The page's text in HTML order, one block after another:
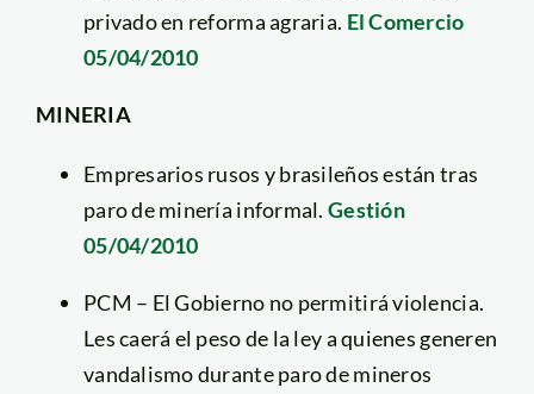
privado en reforma agraria. El Comercio
05/04/2010
MINERIA
Empresarios rusos y brasileños están tras
paro de minería informal.Gestión
05/04/2010
PCM – El Gobierno no permitirá violencia.
Les caerá el peso de la ley a quienes generen
vandalismo durante paro de mineros